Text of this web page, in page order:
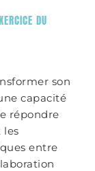
DU
son
capacité
répondre
les
entre